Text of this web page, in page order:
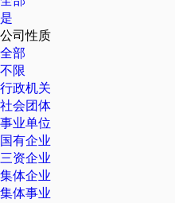
是
公司性质
全部
不限
行政机关
社会团体
事业单位
国有企业
三资企业
集体企业
集体事业